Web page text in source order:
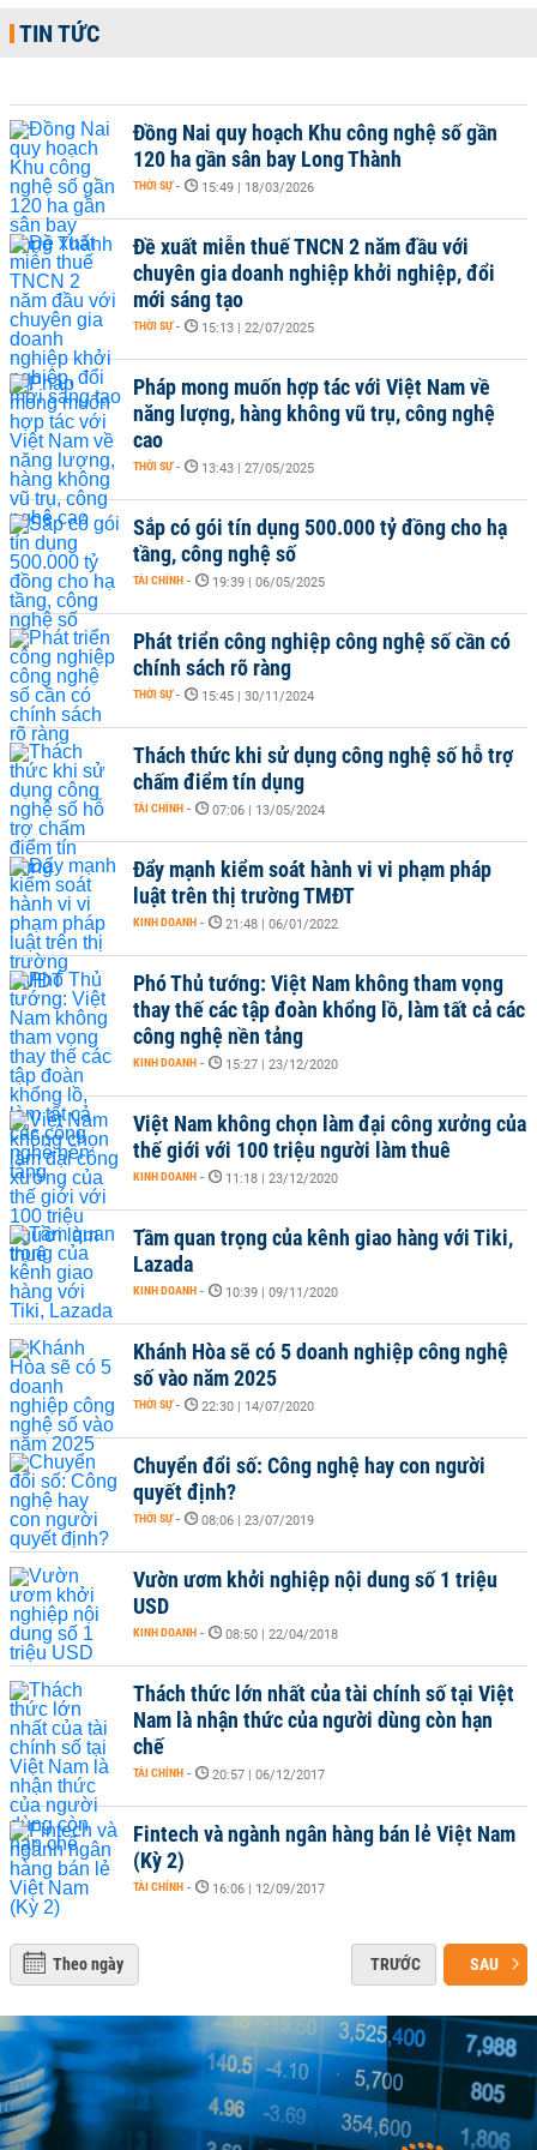
TIN TỨC
Đồng Nai quy hoạch Khu công nghệ số gần
120 ha gần sân bay Long Thành
THỜI SỰ - 15:49 | 18/03/2026
Đề xuất miễn thuế TNCN 2 năm đầu với
chuyên gia doanh nghiệp khởi nghiệp, đổi
mới sáng tạo
THỜI SỰ - 15:13 | 22/07/2025
Pháp mong muốn hợp tác với Việt Nam về
năng lượng, hàng không vũ trụ, công nghệ
cao
THỜI SỰ - 13:43 | 27/05/2025
Sắp có gói tín dụng 500.000 tỷ đồng cho hạ
tầng, công nghệ số
TÀI CHÍNH - 19:39 | 06/05/2025
Phát triển công nghiệp công nghệ số cần có
chính sách rõ ràng
THỜI SỰ - 15:45 | 30/11/2024
Thách thức khi sử dụng công nghệ số hỗ trợ
chấm điểm tín dụng
TÀI CHÍNH - 07:06 | 13/05/2024
Đẩy mạnh kiểm soát hành vi vi phạm pháp
luật trên thị trường TMĐT
KINH DOANH - 21:48 | 06/01/2022
Phó Thủ tướng: Việt Nam không tham vọng
thay thế các tập đoàn khổng lồ, làm tất cả các
công nghệ nền tảng
KINH DOANH - 15:27 | 23/12/2020
Việt Nam không chọn làm đại công xưởng của
thế giới với 100 triệu người làm thuê
KINH DOANH - 11:18 | 23/12/2020
Tầm quan trọng của kênh giao hàng với Tiki,
Lazada
KINH DOANH - 10:39 | 09/11/2020
Khánh Hòa sẽ có 5 doanh nghiệp công nghệ
số vào năm 2025
THỜI SỰ - 22:30 | 14/07/2020
Chuyển đổi số: Công nghệ hay con người
quyết định?
THỜI SỰ - 08:06 | 23/07/2019
Vườn ươm khởi nghiệp nội dung số 1 triệu
USD
KINH DOANH - 08:50 | 22/04/2018
Thách thức lớn nhất của tài chính số tại Việt
Nam là nhận thức của người dùng còn hạn
chế
TÀI CHÍNH - 20:57 | 06/12/2017
Fintech và ngành ngân hàng bán lẻ Việt Nam
(Kỳ 2)
TÀI CHÍNH - 16:06 | 12/09/2017
Theo ngày TRƯỚC SAU